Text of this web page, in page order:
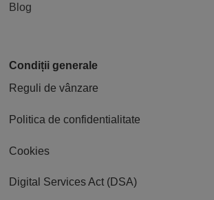
Blog
Condiții generale
Reguli de vânzare
Politica de confidentialitate
Cookies
Digital Services Act (DSA)